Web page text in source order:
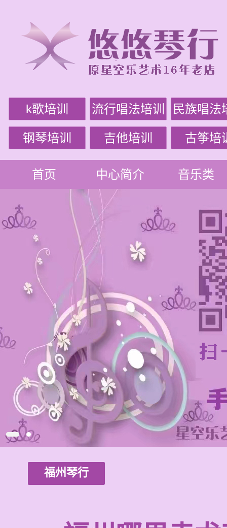
k歌培训 流行唱法培训 民族唱法
钢琴培训 吉他培训 古筝培
首页 中心简介 音乐类
福州琴行